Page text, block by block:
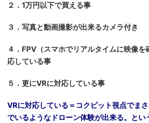
２．1万円以下で買える事
３．写真と動画撮影が出来るカメラ付き
４．FPV（スマホでリアルタイムに映像を
応している事
５．更にVRに対応している事
VRに対応している＝コクピット視点でま
でいるようなドローン体験が出来る。とい